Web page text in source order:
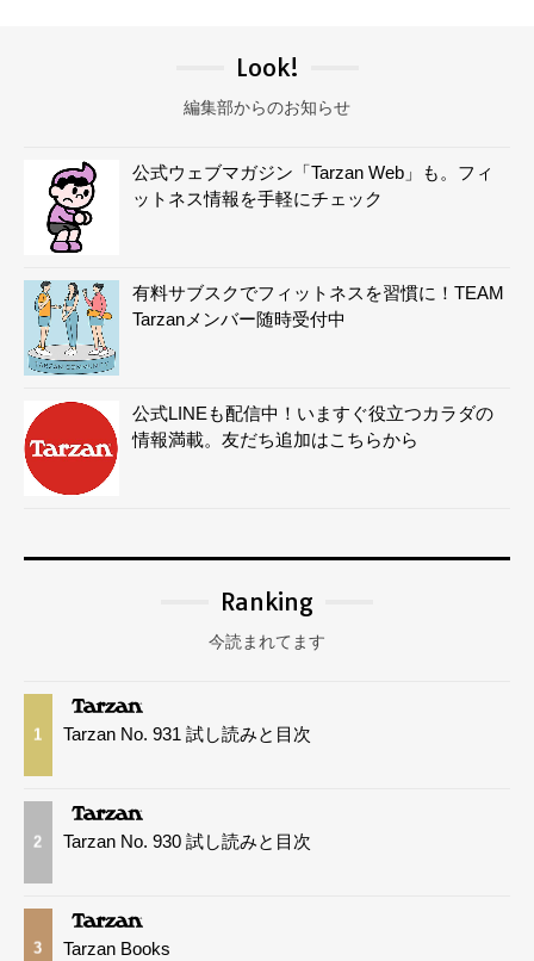
Look!
編集部からのお知らせ
公式ウェブマガジン「Tarzan Web」も。フィ
ットネス情報を手軽にチェック
有料サブスクでフィットネスを習慣に！TEAM
Tarzanメンバー随時受付中
公式LINEも配信中！いますぐ役立つカラダの
情報満載。友だち追加はこちらから
Ranking
今読まれてます
1 Tarzan No. 931 試し読みと目次
2 Tarzan No. 930 試し読みと目次
3 Tarzan Books